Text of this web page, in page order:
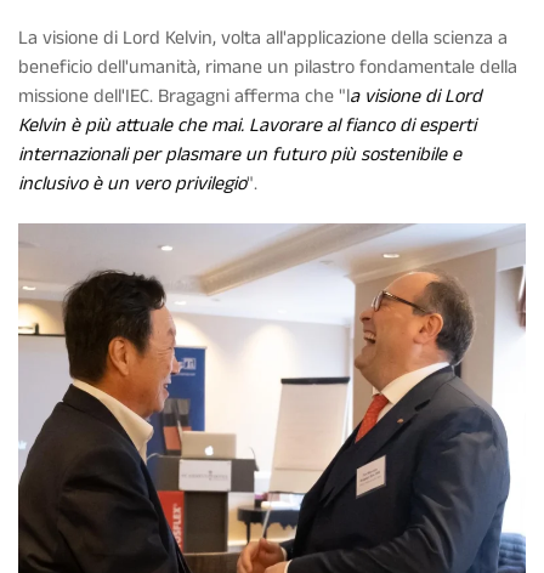
La visione di Lord Kelvin, volta all'applicazione della scienza a
beneficio dell'umanità, rimane un pilastro fondamentale della
missione dell'IEC. Bragagni afferma che "la visione di Lord
Kelvin è più attuale che mai. Lavorare al fianco di esperti
internazionali per plasmare un futuro più sostenibile e
inclusivo è un vero privilegio".